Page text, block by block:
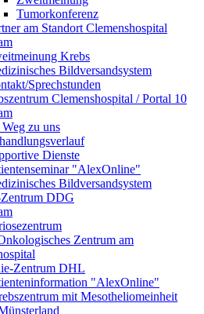
Tumorkonferenz
am Standort Clemenshospital
Krebs
Bildversandsystem
Sprechstunden
Clemenshospital / Portal 10
zu uns
Dienste
"AlexOnline"
Bildversandsystem
DDG
Zentrum am
Zentrum DHL
"AlexOnline"
mit Mesotheliomeinheit